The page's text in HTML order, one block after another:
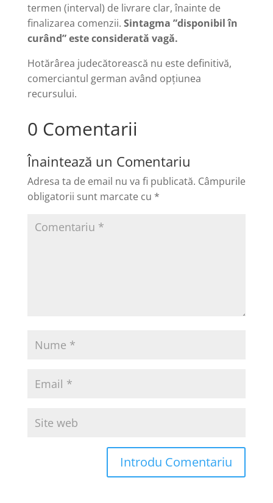
termen (interval) de livrare clar, înainte de
finalizarea comenzii. Sintagma ”disponibil în
curând” este considerată vagă.
Hotărârea judecătorească nu este definitivă,
comerciantul german având opțiunea
recursului.
0 Comentarii
Înaintează un Comentariu
Adresa ta de email nu va fi publicată. Câmpurile
obligatorii sunt marcate cu *
Introdu Comentariu